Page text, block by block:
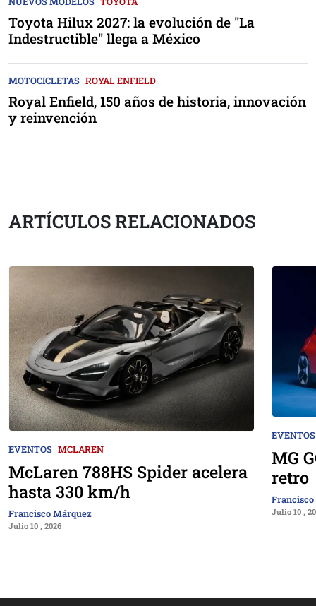
Toyota Hilux 2027: la evolución de "La
Indestructible" llega a México
MOTOCICLETAS ROYAL ENFIELD
Royal Enfield, 150 años de historia, innovación
y reinvención
ARTÍCULOS RELACIONADOS
EVENTOS MCLAREN
McLaren 788HS Spider acelera
hasta 330 km/h
Francisco Márquez
Julio 10 , 2026
EVENTOS
MG
retro
Julio 10 ,